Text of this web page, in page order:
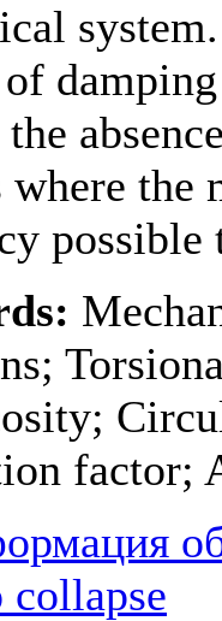
where the
factor;